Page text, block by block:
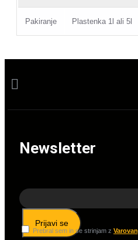
Pakiranje Plastenka 1l ali 5l
Newsletter
Prijavi se
Prebral sem in se strinjam z